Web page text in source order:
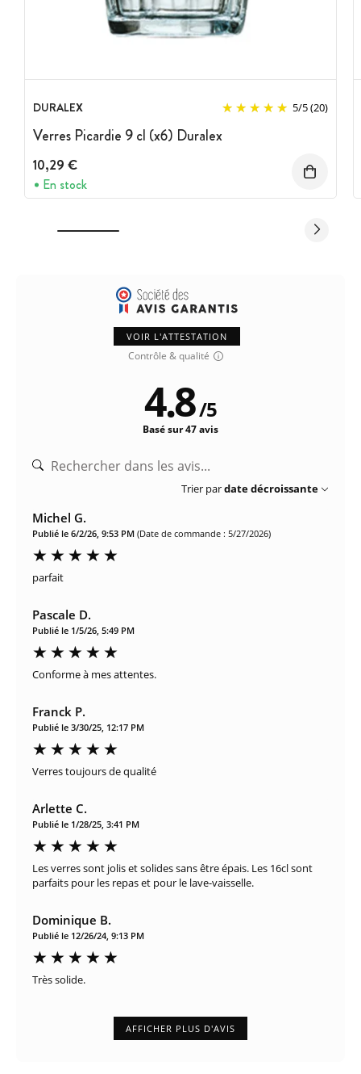
DURALEX 5/5(20)
Verres Picardie 9 cl (x6) Duralex
10,29 €
En stock
VOIR L'ATTESTATION
Contrôle & qualité
4.8/5
Basé sur 47 avis
Trier pardate décroissante
Michel G.
Publié le 6/2/26, 9:53 PM (Date de commande : 5/27/2026)
parfait
Pascale D.
Publié le 1/5/26, 5:49 PM
Conforme à mes attentes.
Franck P.
Publié le 3/30/25, 12:17 PM
Verres toujours de qualité
Arlette C.
Publié le 1/28/25, 3:41 PM
Les verres sont jolis et solides sans être épais. Les 16cl sont
parfaits pour les repas et pour le lave-vaisselle.
Dominique B.
Publié le 12/26/24, 9:13 PM
Très solide.
AFFICHER PLUS D'AVIS